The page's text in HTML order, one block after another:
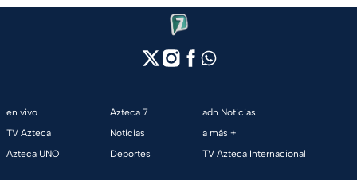
en vivo
TV Azteca
Azteca UNO
Azteca 7
Noticias
Deportes
adn Noticias
a más +
TV Azteca Internacional